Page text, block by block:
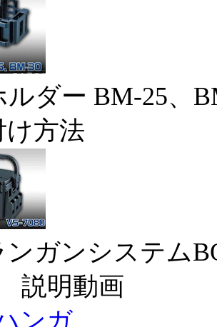
ダー BM-25、
方法
ンガンシステム
説明動画